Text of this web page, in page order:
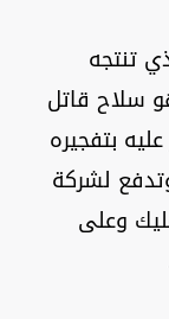
تنتجه
سلاح قاتل
بتفجيره
لشركة
وعلى